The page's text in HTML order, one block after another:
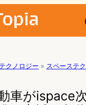
クノロジー » スペーステ
車がispace